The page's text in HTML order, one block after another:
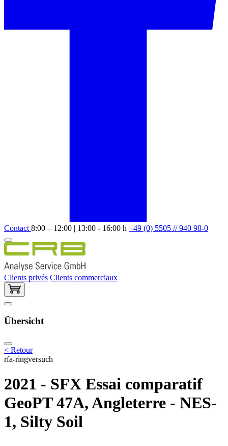
Contact 8:00 – 12:00 | 13:00 - 16:00 h +49 (0) 5505 // 940 98-0
Clients privés Clients commerciaux
Übersicht
< Retour
rfa-ringversuch
2021 - SFX Essai comparatif
GeoPT 47A, Angleterre - NES-
1, Silty Soil